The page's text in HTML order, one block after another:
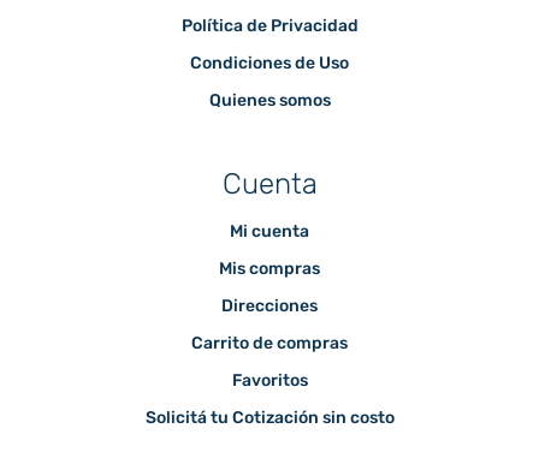
Política de Privacidad
Condiciones de Uso
Quienes somos
Cuenta
Mi cuenta
Mis compras
Direcciones
Carrito de compras
Favoritos
Solicitá tu Cotización sin costo